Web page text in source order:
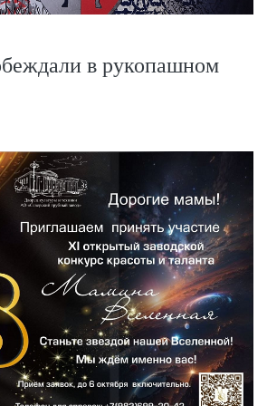
в рукопашном